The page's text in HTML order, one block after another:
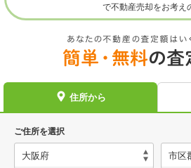
で不動産売却をお考え
住所から
ご住所を選択